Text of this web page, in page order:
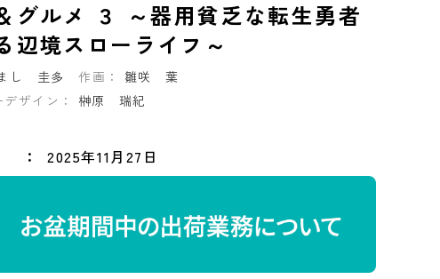
グルメ ３ ～器用貧乏な転生勇者
辺境スローライフ～
し 圭多 作画：
雛咲 葉
ザイン：
榊原 瑞紀
2025年11月27日